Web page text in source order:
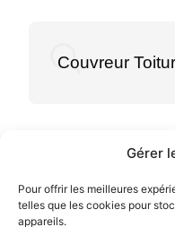
Gérer
Pour offrir les meilleures
telles que les cookies pour
appareils.
Couvreur
Menu